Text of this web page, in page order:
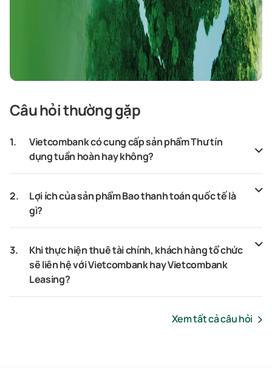
Câu hỏi thường gặp
1.
Vietcombank có cung cấp sản phẩm Thư tín
dụng tuần hoàn hay không?
2.
Lợi ích của sản phẩm Bao thanh toán quốc tế là
gì?
3.
Khi thực hiện thuê tài chính, khách hàng tổ chức
sẽ liên hệ với Vietcombank hay Vietcombank
Leasing?
Xem tất cả câu hỏi